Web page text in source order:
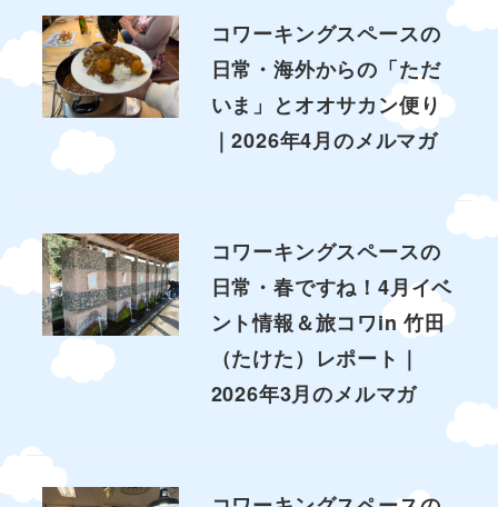
コワーキングスペースの
日常・海外からの「ただ
いま」とオオサカン便り
｜2026年4月のメルマガ
コワーキングスペースの
日常・春ですね！4月イベ
ント情報＆旅コワin 竹田
（たけた）レポート｜
2026年3月のメルマガ